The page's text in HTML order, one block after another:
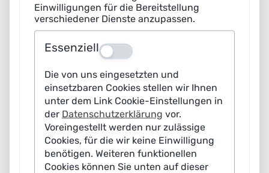
Artificial Intelligence (AI) offers a wide range of
potentials for safe, autonomous and self-determined
Einwilligungen für die Bereitstellung
verschiedener Dienste anzupassen.
Essenziell Aus
Die von uns eingesetzten und
einsetzbaren Cookies stellen wir Ihnen
unter dem Link Cookie-Einstellungen in
der Datenschutzerklärung vor.
Voreingestellt werden nur zulässige
Cookies, für die wir keine Einwilligung
benötigen. Weiteren funktionellen
Cookies können Sie unten auf dieser